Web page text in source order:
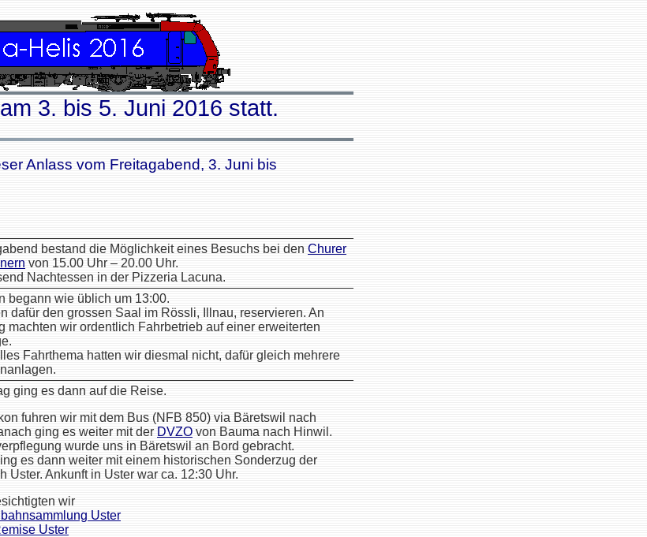
3. bis 5. Juni 2016 statt.
Anlass vom Freitagabend, 3. Juni bis
bestand die Möglichkeit eines Besuchs bei den Churer
von 15.00 Uhr – 20.00 Uhr.
Nachtessen in der Pizzeria Lacuna.
begann wie üblich um 13:00.
dafür den grossen Saal im Rössli, Illnau, reservieren. An
machten wir ordentlich Fahrbetrieb auf einer erweiterten
Fahrthema hatten wir diesmal nicht, dafür gleich mehrere
ging es dann auf die Reise.
fuhren wir mit dem Bus (NFB 850) via Bäretswil nach
ging es weiter mit der DVZO von Bauma nach Hinwil.
wurde uns in Bäretswil an Bord gebracht.
es dann weiter mit einem historischen Sonderzug der
Uster. Ankunft in Uster war ca. 12:30 Uhr.
wir
Uster
Uster